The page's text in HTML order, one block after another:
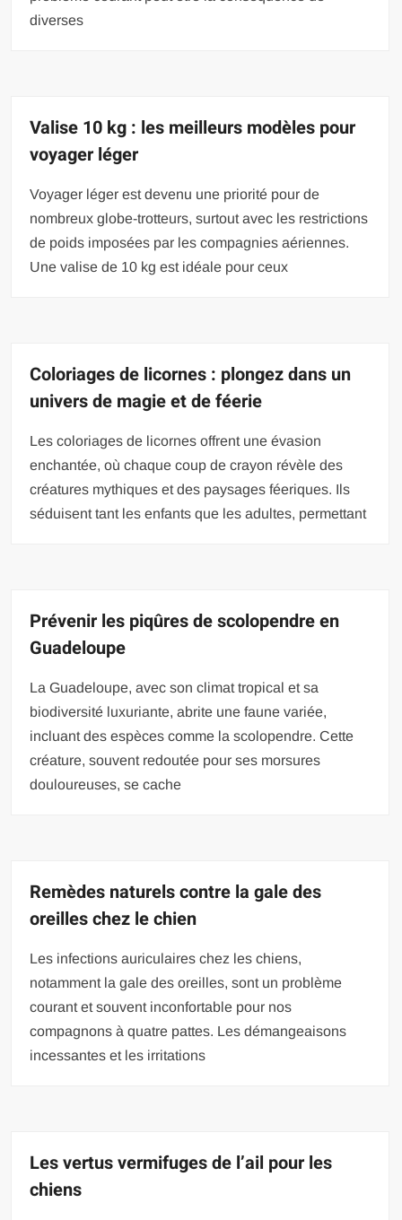
diverses
Valise 10 kg : les meilleurs modèles pour
voyager léger
Voyager léger est devenu une priorité pour de
nombreux globe-trotteurs, surtout avec les restrictions
de poids imposées par les compagnies aériennes.
Une valise de 10 kg est idéale pour ceux
Coloriages de licornes : plongez dans un
univers de magie et de féerie
Les coloriages de licornes offrent une évasion
enchantée, où chaque coup de crayon révèle des
créatures mythiques et des paysages féeriques. Ils
séduisent tant les enfants que les adultes, permettant
Prévenir les piqûres de scolopendre en
Guadeloupe
La Guadeloupe, avec son climat tropical et sa
biodiversité luxuriante, abrite une faune variée,
incluant des espèces comme la scolopendre. Cette
créature, souvent redoutée pour ses morsures
douloureuses, se cache
Remèdes naturels contre la gale des
oreilles chez le chien
Les infections auriculaires chez les chiens,
notamment la gale des oreilles, sont un problème
courant et souvent inconfortable pour nos
compagnons à quatre pattes. Les démangeaisons
incessantes et les irritations
Les vertus vermifuges de l’ail pour les
chiens